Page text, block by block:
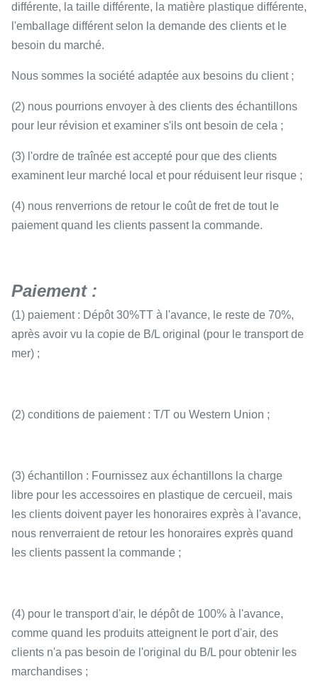
différente, la taille différente, la matière plastique différente,
l'emballage différent selon la demande des clients et le
besoin du marché.
Nous sommes la société adaptée aux besoins du client ;
(2) nous pourrions envoyer à des clients des échantillons
pour leur révision et examiner s'ils ont besoin de cela ;
(3) l'ordre de traînée est accepté pour que des clients
examinent leur marché local et pour réduisent leur risque ;
(4) nous renverrions de retour le coût de fret de tout le
paiement quand les clients passent la commande.
Paiement :
(1) paiement : Dépôt 30%TT à l'avance, le reste de 70%,
après avoir vu la copie de B/L original (pour le transport de
mer) ;
(2) conditions de paiement : T/T ou Western Union ;
(3) échantillon : Fournissez aux échantillons la charge
libre pour les accessoires en plastique de cercueil, mais
les clients doivent payer les honoraires exprès à l'avance,
nous renverraient de retour les honoraires exprès quand
les clients passent la commande ;
(4) pour le transport d'air, le dépôt de 100% à l'avance,
comme quand les produits atteignent le port d'air, des
clients n'a pas besoin de l'original du B/L pour obtenir les
marchandises ;